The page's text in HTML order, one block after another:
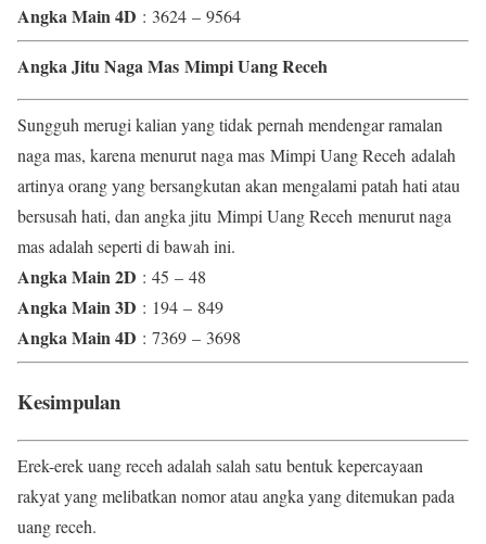
Angka Main 4D : 3624 – 9564
Angka Jitu Naga Mas Mimpi Uang Receh
Sungguh merugi kalian yang tidak pernah mendengar ramalan
naga mas, karena menurut naga mas Mimpi Uang Receh adalah
artinya orang yang bersangkutan akan mengalami patah hati atau
bersusah hati, dan angka jitu Mimpi Uang Receh menurut naga
mas adalah seperti di bawah ini.
Angka Main 2D : 45 – 48
Angka Main 3D : 194 – 849
Angka Main 4D : 7369 – 3698
Kesimpulan
Erek-erek uang receh adalah salah satu bentuk kepercayaan
rakyat yang melibatkan nomor atau angka yang ditemukan pada
uang receh.